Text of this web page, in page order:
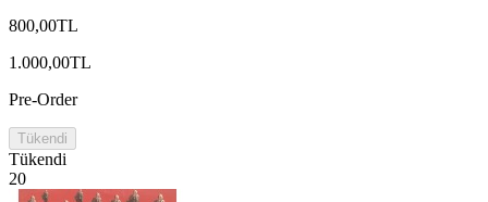
800,00TL
1.000,00TL
Pre-Order
Tükendi
Tükendi
20